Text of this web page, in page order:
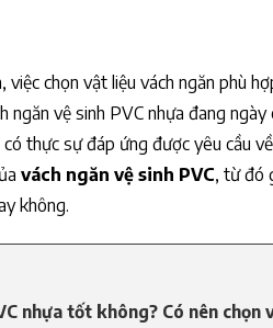
việc chọn vật liệu vách ngăn phù
ngăn vệ sinh PVC nhựa đang
có thực sự đáp ứng được yêu cầu
vách ngăn vệ sinh PVC, từ đó
không.
nhựa tốt không? Có nên chọn